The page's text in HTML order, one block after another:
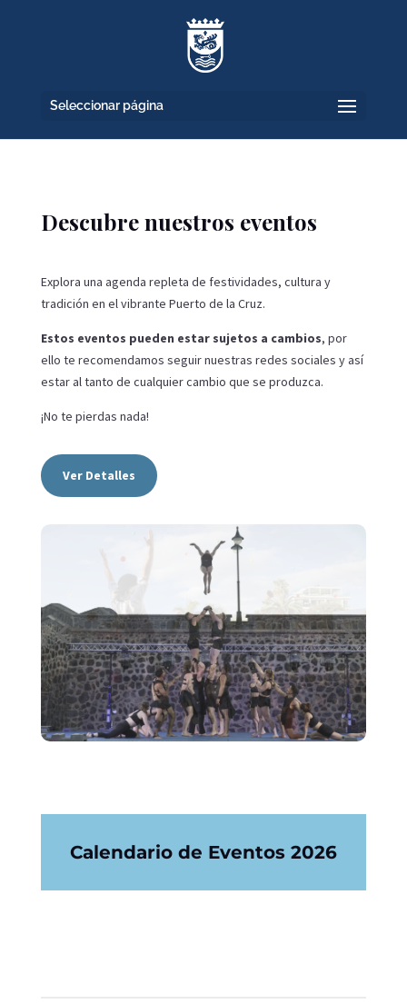
Seleccionar página
Descubre nuestros eventos
Explora una agenda repleta de festividades, cultura y
tradición en el vibrante Puerto de la Cruz.
Estos eventos pueden estar sujetos a cambios, por
ello te recomendamos seguir nuestras redes sociales y así
estar al tanto de cualquier cambio que se produzca.
¡No te pierdas nada!
Ver Detalles
Calendario de Eventos 2026